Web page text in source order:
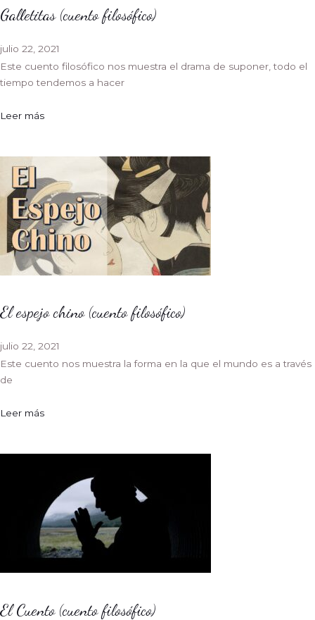
Galletitas (cuento filosófico)
julio 22, 2021
Este cuento filosófico nos muestra el drama de suponer, todo el
tiempo tendemos a hacer
Leer más
El espejo chino (cuento filosófico)
julio 22, 2021
Este cuento nos muestra la forma en la que el mundo es a través
de
Leer más
El Cuento (cuento filosófico)